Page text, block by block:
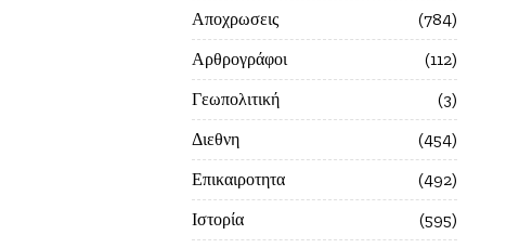
Αποχρωσεις
784
Αρθρογράφοι
112
Γεωπολιτική
3
Διεθνη
454
Επικαιροτητα
492
Ιστορία
595